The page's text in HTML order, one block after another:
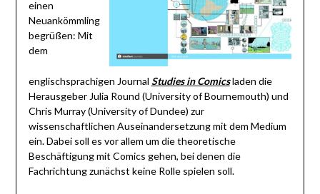
einen
Neuankömmling
begrüßen: Mit
dem
englischsprachigen Journal Studies in Comicsladen die
Herausgeber Julia Round (University of Bournemouth) und
Chris Murray (University of Dundee) zur
wissenschaftlichen Auseinandersetzung mit dem Medium
ein. Dabei soll es vor allem um die theoretische
Beschäftigung mit Comics gehen, bei denen die
Fachrichtung zunächst keine Rolle spielen soll.